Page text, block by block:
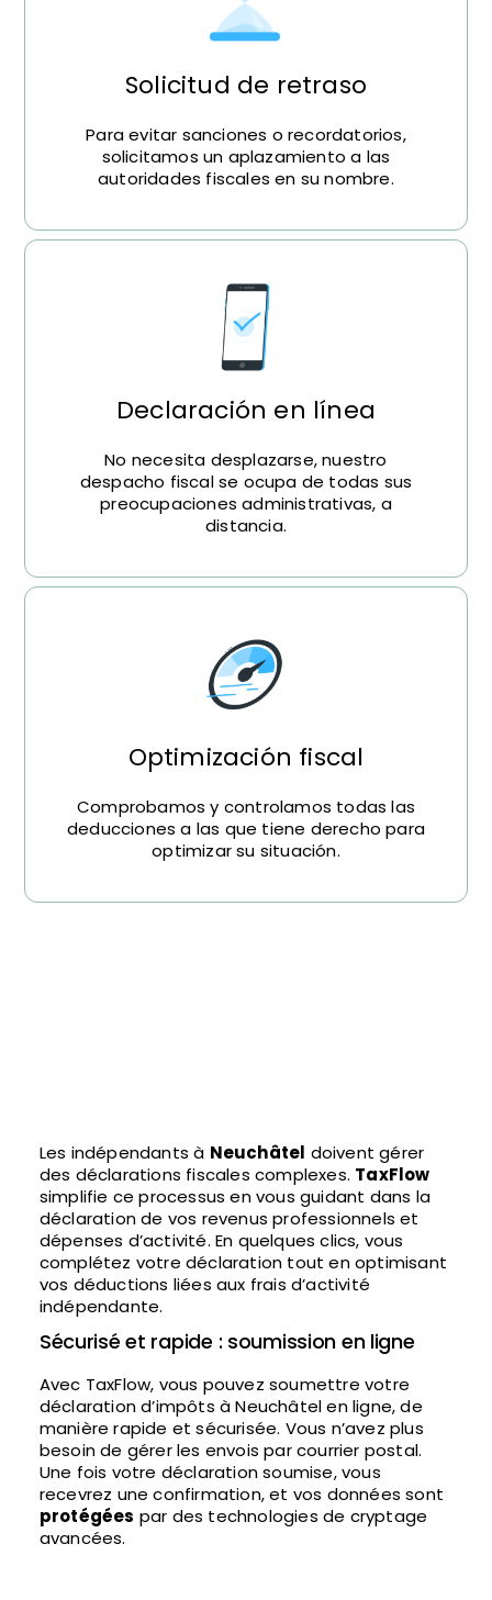
Solicitud de retraso
Para evitar sanciones o recordatorios,
solicitamos un aplazamiento a las
autoridades fiscales en su nombre.
Declaración en línea
No necesita desplazarse, nuestro
despacho fiscal se ocupa de todas sus
preocupaciones administrativas, a
distancia.
Optimización fiscal
Comprobamos y controlamos todas las
deducciones a las que tiene derecho para
optimizar su situación.
Les indépendants à Neuchâtel doivent gérer
des déclarations fiscales complexes. TaxFlow
simplifie ce processus en vous guidant dans la
déclaration de vos revenus professionnels et
dépenses d’activité. En quelques clics, vous
complétez votre déclaration tout en optimisant
vos déductions liées aux frais d’activité
indépendante.
Sécurisé et rapide : soumission en ligne
Avec TaxFlow, vous pouvez soumettre votre
déclaration d’impôts à Neuchâtel en ligne, de
manière rapide et sécurisée. Vous n’avez plus
besoin de gérer les envois par courrier postal.
Une fois votre déclaration soumise, vous
recevrez une confirmation, et vos données sont
protégées par des technologies de cryptage
avancées.